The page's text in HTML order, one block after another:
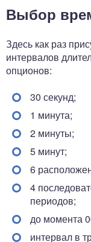
Выбор
Здесь как раз
интервалов
опционов:
30 секунд;
1 минута;
2 минуты;
5 минут;
6
4
периодов;
до момента
интервал в